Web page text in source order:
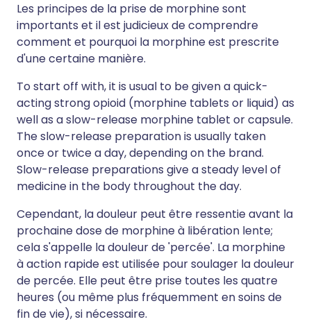
Les principes de la prise de morphine sont
importants et il est judicieux de comprendre
comment et pourquoi la morphine est prescrite
d'une certaine manière.
To start off with, it is usual to be given a quick-
acting strong opioid (morphine tablets or liquid) as
well as a slow-release morphine tablet or capsule.
The slow-release preparation is usually taken
once or twice a day, depending on the brand.
Slow-release preparations give a steady level of
medicine in the body throughout the day.
Cependant, la douleur peut être ressentie avant la
prochaine dose de morphine à libération lente;
cela s'appelle la douleur de 'percée'. La morphine
à action rapide est utilisée pour soulager la douleur
de percée. Elle peut être prise toutes les quatre
heures (ou même plus fréquemment en soins de
fin de vie), si nécessaire.